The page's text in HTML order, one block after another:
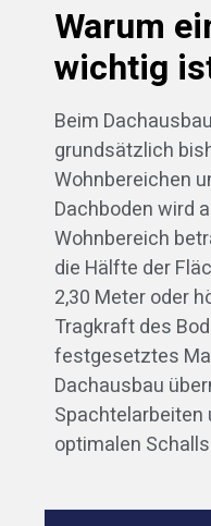
Warum
wichtig
Beim
grundsätzlich
Wohnbereichen
Dachboden wird
Wohnbereich
die Hälfte der
2,30 Meter oder
Tragkraft des
festgesetztes
Dachausbau
Spachtelarbeiten
optimalen